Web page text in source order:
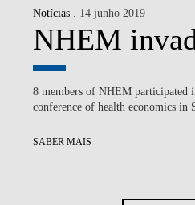
Notícias . 14 junho 2019
NHEM
8 members of NHEM participated
conference of health economics in
SABER MAIS